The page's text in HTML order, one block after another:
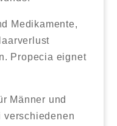
Medikamente,
Propecia eignet
Männer und
verschiedenen